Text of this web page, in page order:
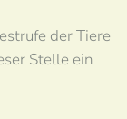
der Tiere
Stelle ein